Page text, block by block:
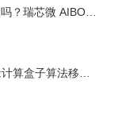
？瑞芯微 AIBOX
算盒子算法移植